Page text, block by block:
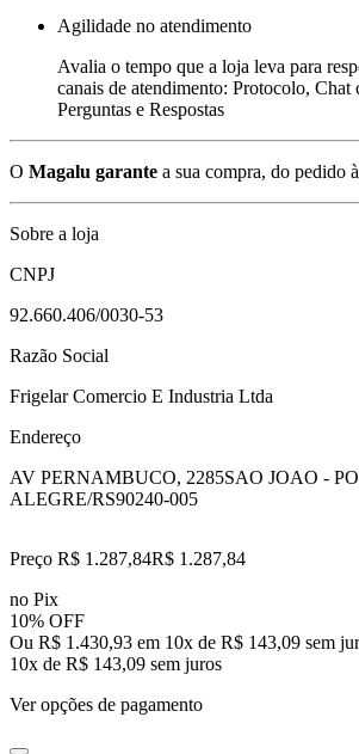
Agilidade no atendimento
Avalia o tempo que a loja leva para
canais de atendimento: Protocolo, Chat
Perguntas e Respostas
O Magalu garante a sua compra, do pedido
Sobre a loja
CNPJ
92.660.406/0030-53
Razão Social
Frigelar Comercio E Industria Ltda
Endereço
AV PERNAMBUCO, 2285SAO JOAO -
ALEGRE/RS90240-005
Preço R$ 1.287,84R$ 1.287,84
no Pix
10% OFF
Ou R$ 1.430,93 em 10x de R$ 143,09 sem
10x de R$ 143,09 sem juros
Ver opções de pagamento